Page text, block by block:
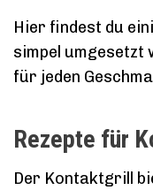
Hier findest du
simpel umgesetzt
für jeden
Rezepte für
Der Kontaktgrill